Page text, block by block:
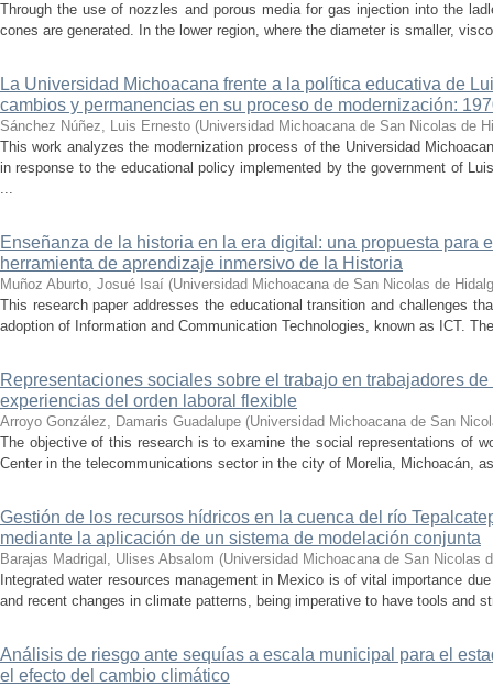
Through the use of nozzles and porous media for gas injection into the
cones are generated. In the lower region, where the diameter is smaller,
La Universidad Michoacana frente a la política educativa de
cambios y permanencias en su proceso de modernización:
Sánchez Núñez, Luis Ernesto (Universidad Michoacana de San Nicolas de
This work analyzes the modernization process of the Universidad
in response to the educational policy implemented by the government of
...
Enseñanza de la historia en la era digital: una propuesta para
herramienta de aprendizaje inmersivo de la Historia
Muñoz Aburto, Josué Isaí (Universidad Michoacana de San Nicolas de
This research paper addresses the educational transition and challenges
adoption of Information and Communication Technologies, known as ICT.
Representaciones sociales sobre el trabajo en trabajadores
experiencias del orden laboral flexible
Arroyo González, Damaris Guadalupe (Universidad Michoacana de San
The objective of this research is to examine the social representations of
Center in the telecommunications sector in the city of Morelia, Michoacán,
Gestión de los recursos hídricos en la cuenca del río
mediante la aplicación de un sistema de modelación conjunta
Barajas Madrigal, Ulises Absalom (Universidad Michoacana de San Nicolas
Integrated water resources management in Mexico is of vital importance
and recent changes in climate patterns, being imperative to have tools and
Análisis de riesgo ante sequías a escala municipal para el
el efecto del cambio climático